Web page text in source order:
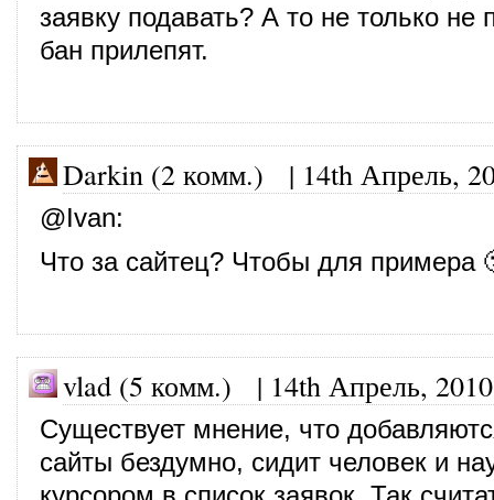
заявку подавать? А то не только не
бан прилепят.
Darkin (2 комм.) | 14th Апрель,
@Ivan:
Что за сайтец? Чтобы для примера
vlad (5 комм.) | 14th Апрель, 2010
Существует мнение, что
сайты бездумно, сидит человек и